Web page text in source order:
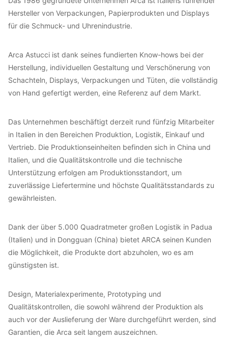
Hersteller von Verpackungen, Papierprodukten und Displays
für die Schmuck- und Uhrenindustrie.
Arca Astucci ist dank seines fundierten Know-hows bei der
Herstellung, individuellen Gestaltung und Verschönerung von
Schachteln, Displays, Verpackungen und Tüten, die vollständig
von Hand gefertigt werden, eine Referenz auf dem Markt.
Das Unternehmen beschäftigt derzeit rund fünfzig Mitarbeiter
in Italien in den Bereichen Produktion, Logistik, Einkauf und
Vertrieb. Die Produktionseinheiten befinden sich in China und
Italien, und die Qualitätskontrolle und die technische
Unterstützung erfolgen am Produktionsstandort, um
zuverlässige Liefertermine und höchste Qualitätsstandards zu
gewährleisten.
Dank der über 5.000 Quadratmeter großen Logistik in Padua
(Italien) und in Dongguan (China) bietet ARCA seinen Kunden
die Möglichkeit, die Produkte dort abzuholen, wo es am
günstigsten ist.
Design, Materialexperimente, Prototyping und
Qualitätskontrollen, die sowohl während der Produktion als
auch vor der Auslieferung der Ware durchgeführt werden, sind
Garantien, die Arca seit langem auszeichnen.